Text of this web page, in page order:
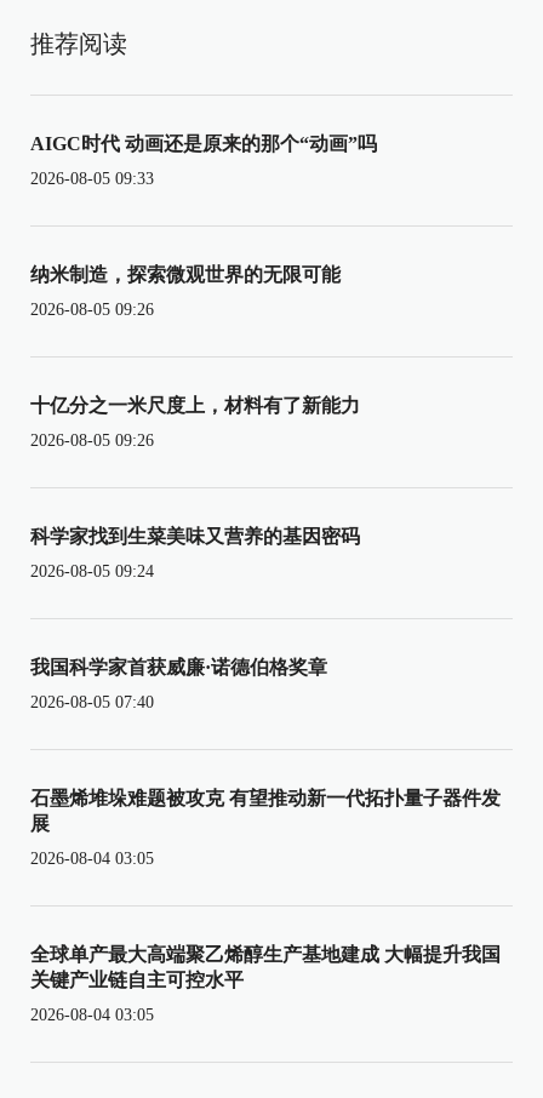
推荐阅读
AIGC时代 动画还是原来的那个“动画”吗
2026-08-05 09:33
纳米制造，探索微观世界的无限可能
2026-08-05 09:26
十亿分之一米尺度上，材料有了新能力
2026-08-05 09:26
科学家找到生菜美味又营养的基因密码
2026-08-05 09:24
我国科学家首获威廉·诺德伯格奖章
2026-08-05 07:40
石墨烯堆垛难题被攻克 有望推动新一代拓扑量子器件发
展
2026-08-04 03:05
全球单产最大高端聚乙烯醇生产基地建成 大幅提升我国
关键产业链自主可控水平
2026-08-04 03:05